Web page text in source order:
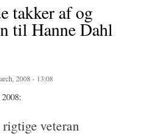
takker af og
til Hanne Dahl
2008 - 13:08
veteran